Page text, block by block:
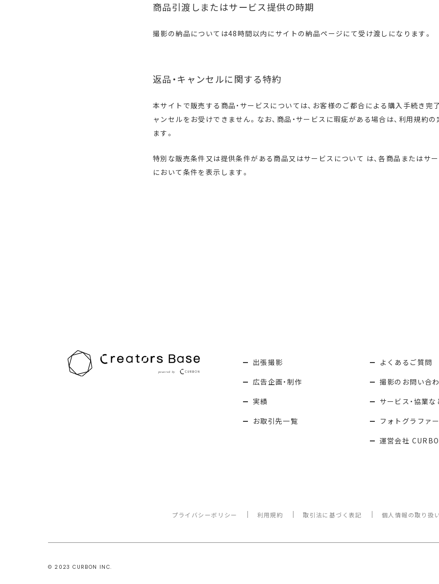
商品引渡しまたはサービス提供の時期
撮影の納品については48時間以内にサイトの納品ページにて受け渡しになります。
返品・キャンセルに関する特約
本サイトで販売する商品・サービスについては、お客様のご都合による購入手続き完
ャンセルをお受けできません。なお、商品・サービスに瑕疵がある場合は、利用規約
ます。
特別な販売条件又は提供条件がある商品又はサービスについて は、各商品またはサ
において条件を表示します。
出張撮影
広告企画・制作
実績
お取引先一覧
よくあるご質問
撮影のお問い合
サービス・協業
フォトグラファ
運営会社
プライバシーボリシー 利用規約 取引法に基づく表記 個人情報の取り扱
©️ 2023 CURBON INC.